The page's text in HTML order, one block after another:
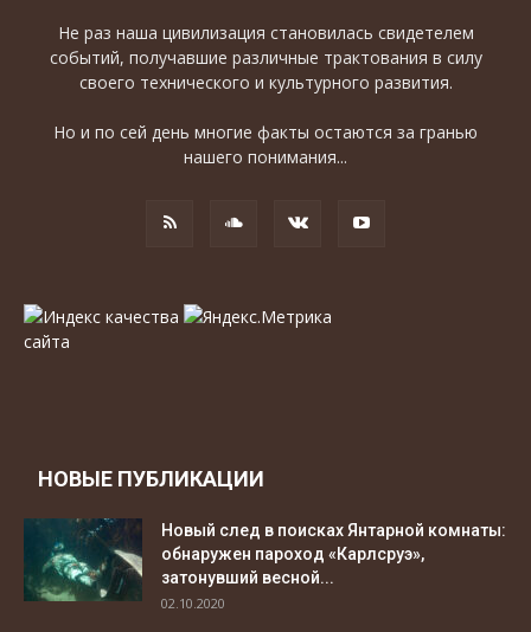
Не раз наша цивилизация становилась свидетелем
событий, получавшие различные трактования в силу
своего технического и культурного развития.
Но и по сей день многие факты остаются за гранью
нашего понимания...
НОВЫЕ ПУБЛИКАЦИИ
Новый след в поисках Янтарной комнаты:
обнаружен пароход «Карлсруэ»,
затонувший весной...
02.10.2020